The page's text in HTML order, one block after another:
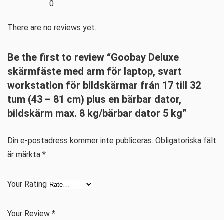
0
There are no reviews yet.
Be the first to review “Goobay Deluxe
skärmfäste med arm för laptop, svart
workstation för bildskärmar från 17 till 32
tum (43 – 81 cm) plus en bärbar dator,
bildskärm max. 8 kg/bärbar dator 5 kg”
Din e-postadress kommer inte publiceras. Obligatoriska fält
är märkta *
Your Rating
Your Review *